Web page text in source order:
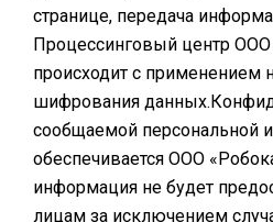
странице, передача
Процессинговый центр ООО
происходит с применением
шифрования
сообщаемой персональной
обеспечивается ООО
информация не будет
лицам за исключением